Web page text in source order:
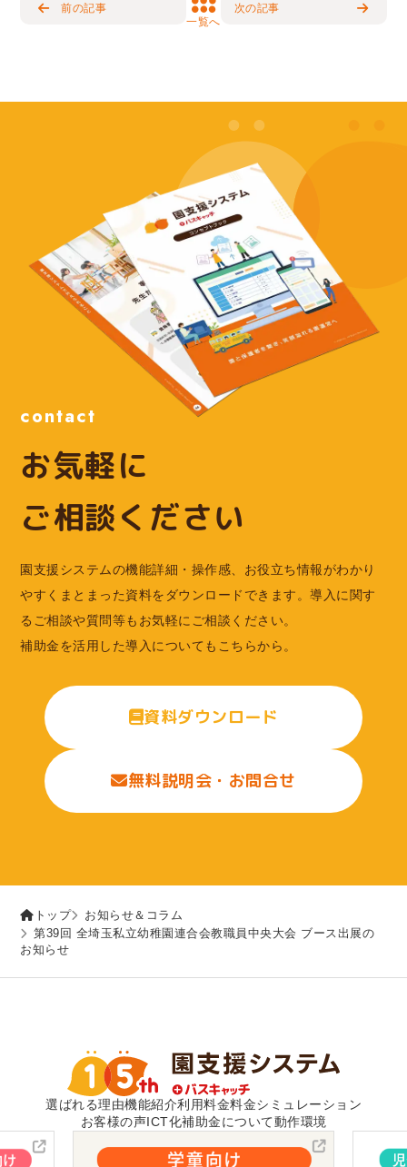
前の記事
一覧へ
次の記事
contact
お気軽に
ご相談ください
園支援システムの機能詳細・操作感、お役立ち情報がわかり
やすくまとまった資料をダウンロードできます。導入に関す
るご相談や質問等もお気軽にご相談ください。
補助金を活用した導入についてもこちらから。
資料ダウンロード
無料説明会・お問合せ
トップ
お知らせ＆コラム
第39回 全埼玉私立幼稚園連合会教職員中央大会 ブース出展の
お知らせ
選ばれる理由機能紹介利用料金料金シミュレーション
お客様の声ICT化補助金について動作環境